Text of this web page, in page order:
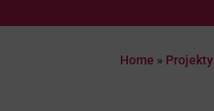
Home » Projekty